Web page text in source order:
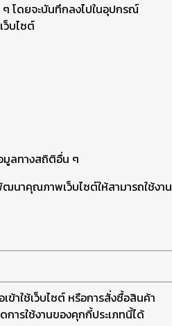
ๆ โดยจะบันทึกลงไปในอุปกรณ์
ว็บไซต์
มูลทางสถิติอื่น ๆ
นาคุณภาพเว็บไซต์ให้สามารถใช้งาน
ข้าใช้เว็บไซต์ หรือการสั่งซื้อสินค้า
ารใช้งานของคุกกี้ประเภทนี้ได้